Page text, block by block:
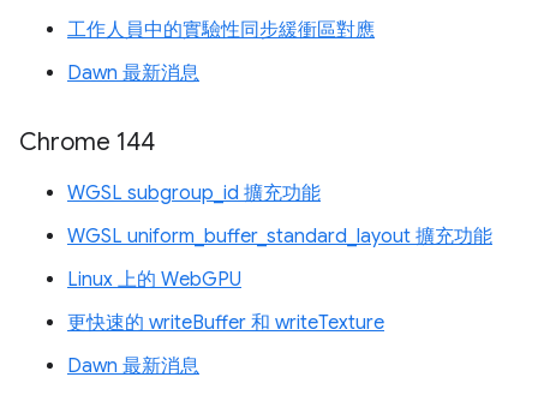
工作人員中的實驗性同步緩衝區對應
Dawn 最新消息
Chrome 144
WGSL subgroup_id 擴充功能
WGSL uniform_buffer_standard_layout 擴充功能
Linux 上的 WebGPU
更快速的 writeBuffer 和 writeTexture
Dawn 最新消息